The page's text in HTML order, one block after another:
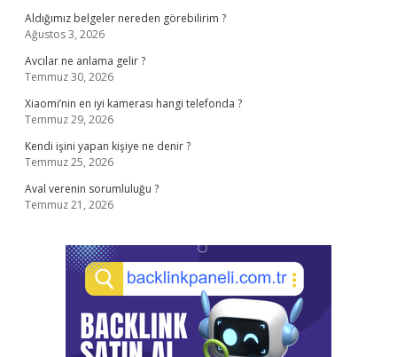
Aldığımız belgeler nereden görebilirim ?
Ağustos 3, 2026
Avcılar ne anlama gelir ?
Temmuz 30, 2026
Xiaomi’nin en iyi kamerası hangi telefonda ?
Temmuz 29, 2026
Kendi işini yapan kişiye ne denir ?
Temmuz 25, 2026
Aval verenin sorumluluğu ?
Temmuz 21, 2026